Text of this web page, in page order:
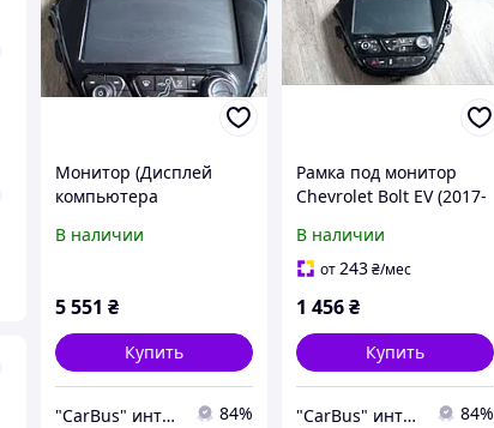
Монитор (Дисплей
компьютера
Chevrolet Bolt EV (2017-
В наличии
5 551 ₴
Купить
"CarBus" интернет-магазин запчастей 84%
Рамка под монитор
Chevrolet Bolt EV (2017-
В наличии
от243₴/мес
1 456₴
Купить
"CarBus" интернет-магазин запчастей 84%